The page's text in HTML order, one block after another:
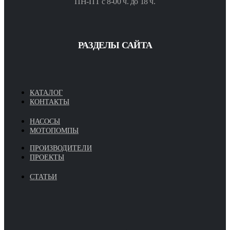
РАЗДЕЛЫ САЙТА
КАТАЛОГ
КОНТАКТЫ
НАСОСЫ
МОТОПОМПЫ
ПРОИЗВОДИТЕЛИ
ПРОЕКТЫ
СТАТЬИ